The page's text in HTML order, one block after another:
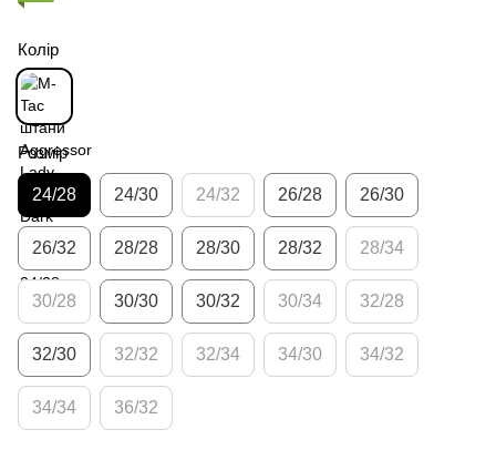
Колір
Розмір
24/28 24/30 24/32 26/28 26/30
26/32 28/28 28/30 28/32 28/34
30/28 30/30 30/32 30/34 32/28
32/30 32/32 32/34 34/30 34/32
34/34 36/32